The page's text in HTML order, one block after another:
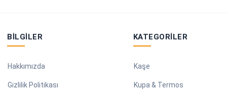
BILGILER
Hakkımızda
Gizlilik Politikası
KATEGORILER
Kaşe
Kupa & Termos